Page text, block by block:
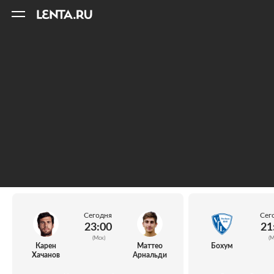
Карен
Хачанов
Сегодня
23:00
(Мск)
Маттео
Арнальди
Бохум